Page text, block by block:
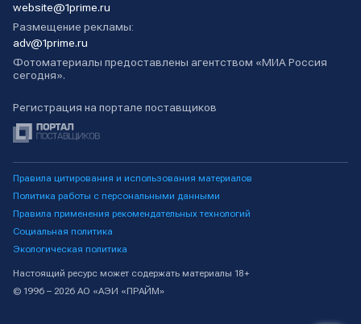
website@1prime.ru
Размещение рекламы:
adv@1prime.ru
Фотоматериалы предоставлены агентством «МИА Россия
сегодня».
Регистрация на портале поставщиков
Правила цитирования и использования материалов
Политика работы с персональными данными
Правила применения рекомендательных технологий
Социальная политика
Экологическая политика
Настоящий ресурс может содержать материалы 18+
© 1996 – 2026 АО «АЭИ «ПРАЙМ»